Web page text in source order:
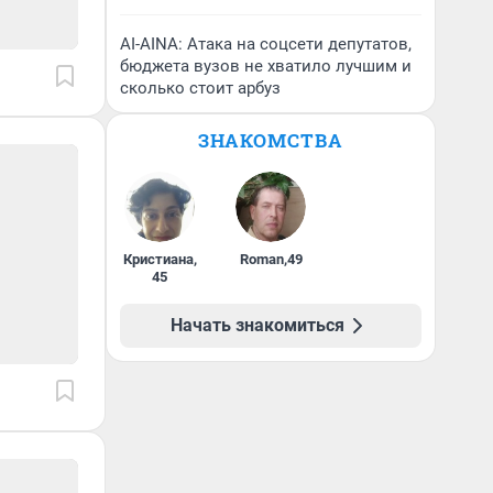
AI-AINA: Атака на соцсети депутатов,
бюджета вузов не хватило лучшим и
сколько стоит арбуз
ЗНАКОМСТВА
Кристиана,
45
Roman,49
Начать знакомиться